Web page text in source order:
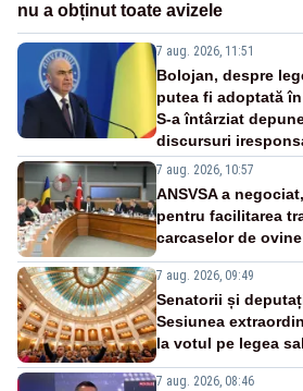
nu a obținut toate avizele
7 aug. 2026, 11:51
Bolojan, despre
putea fi adoptată
S-a întârziat
discursuri
7 aug. 2026, 10:57
ANSVSA a
pentru facilitarea
carcaselor de
7 aug. 2026, 09:49
Senatorii și
Sesiunea
la votul pe legea
7 aug. 2026, 08:46